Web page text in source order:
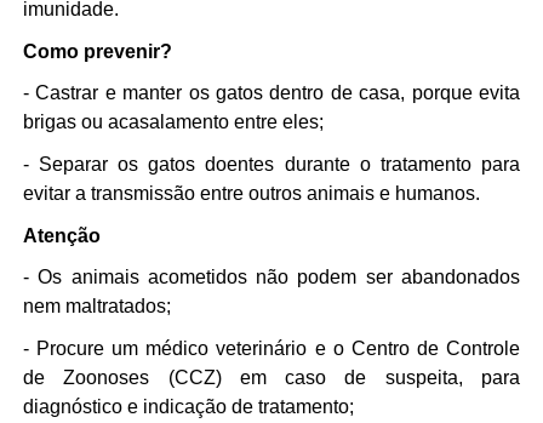
imunidade.
Como prevenir?
- Castrar e manter os gatos dentro de casa, porque evita
brigas ou acasalamento entre eles;
- Separar os gatos doentes durante o tratamento para
evitar a transmissão entre outros animais e humanos.
Atenção
- Os animais acometidos não podem ser abandonados
nem maltratados;
- Procure um médico veterinário e o Centro de Controle
de Zoonoses (CCZ) em caso de suspeita, para
diagnóstico e indicação de tratamento;